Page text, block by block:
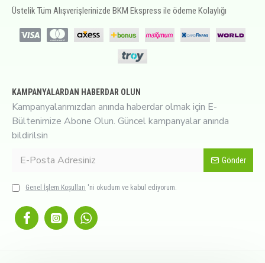
Üstelik Tüm Alışverişlerinizde BKM Ekspress ile ödeme Kolaylığı
KAMPANYALARDAN HABERDAR OLUN
Kampanyalarımızdan anında haberdar olmak için E-
Bültenimize Abone Olun. Güncel kampanyalar anında
bildirilsin
Gönder
Genel İşlem Koşulları 'ni okudum ve kabul ediyorum.